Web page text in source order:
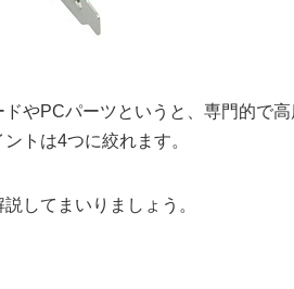
ドやPCパーツというと、専門的で
トは4つに絞れます。
してまいりましょう。